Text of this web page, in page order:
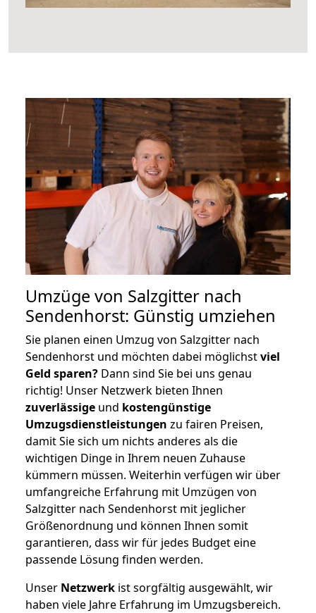
Umzüge von Salzgitter nach
Sendenhorst: Günstig umziehen
Sie planen einen Umzug von Salzgitter nach
Sendenhorst und möchten dabei möglichstviel
Geld sparen? Dann sind Sie bei uns genau
richtig! Unser Netzwerk bieten Ihnen
zuverlässige und kostengünstige
Umzugsdienstleistungen zu fairen Preisen,
damit Sie sich um nichts anderes als die
wichtigen Dinge in Ihrem neuen Zuhause
kümmern müssen. Weiterhin verfügen wir über
umfangreiche Erfahrung mit Umzügen von
Salzgitter nach Sendenhorst mit jeglicher
Größenordnung und können Ihnen somit
garantieren, dass wir für jedes Budget eine
passende Lösung finden werden.
Unser Netzwerk ist sorgfältig ausgewählt, wir
haben viele Jahre Erfahrung im Umzugsbereich.